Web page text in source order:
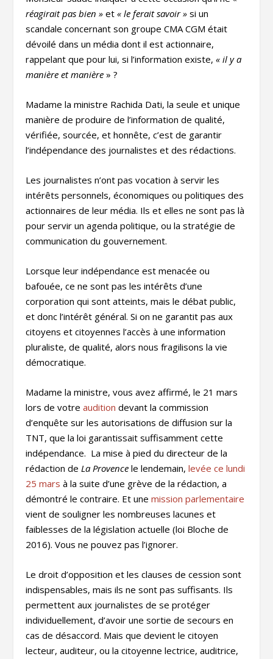
réagirait pas bien » et« le ferait savoir » si un
scandale concernant son groupe CMA CGM était
dévoilé dans un média dont il est actionnaire,
rappelant que pour lui, si l’information existe,« il y a
manière et manière » ?
Madame la ministre Rachida Dati, la seule et unique
manière de produire de l’information de qualité,
vérifiée, sourcée, et honnête, c’est de garantir
l’indépendance des journalistes et des rédactions.
Les journalistes n’ont pas vocation à servir les
intérêts personnels, économiques ou politiques des
actionnaires de leur média. Ils et elles ne sont pas là
pour servir un agenda politique, ou la stratégie de
communication du gouvernement.
Lorsque leur indépendance est menacée ou
bafouée, ce ne sont pas les intérêts d’une
corporation qui sont atteints, mais le débat public,
et donc l’intérêt général. Si on ne garantit pas aux
citoyens et citoyennes l’accès à une information
pluraliste, de qualité, alors nous fragilisons la vie
démocratique.
Madame la ministre, vous avez affirmé, le 21 mars
lors de votreaudition devant la commission
d’enquête sur les autorisations de diffusion sur la
TNT, que la loi garantissait suffisamment cette
indépendance. La mise à pied du directeur de la
rédaction deLa Provence le lendemain,levée ce lundi
25 mars à la suite d’une grève de la rédaction, a
démontré le contraire. Et unemission parlementaire
vient de souligner les nombreuses lacunes et
faiblesses de la législation actuelle (loi Bloche de
2016). Vous ne pouvez pas l’ignorer.
Le droit d’opposition et les clauses de cession sont
indispensables, mais ils ne sont pas suffisants. Ils
permettent aux journalistes de se protéger
individuellement, d’avoir une sortie de secours en
cas de désaccord. Mais que devient le citoyen
lecteur, auditeur, ou la citoyenne lectrice, auditrice,